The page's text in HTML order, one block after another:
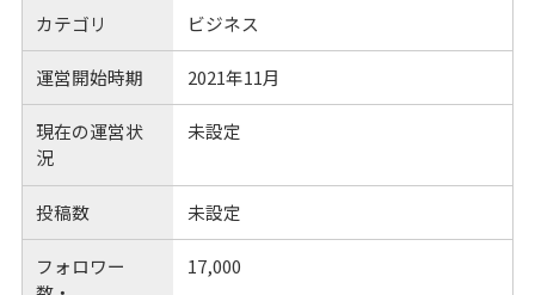
カテゴリ ビジネス
運営開始時期 2021年11月
現在の運営状
況
未設定
投稿数 未設定
フォロワー
17,000